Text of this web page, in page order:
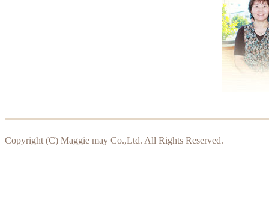
Copyright (C) Maggie may Co.,Ltd. All Rights Reserved.